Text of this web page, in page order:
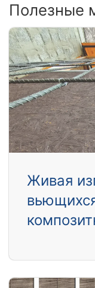
Полезные
Живая